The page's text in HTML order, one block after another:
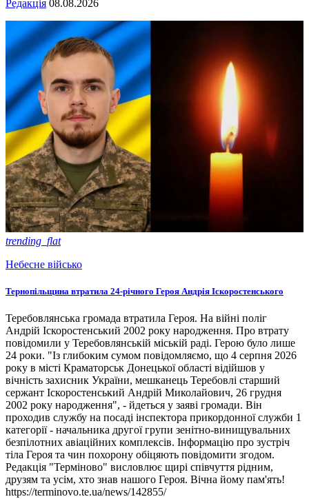
Редакція 08.08.2026
trending_flat
Небесне військо
Тернопільщина втратила 24-річного Героя Андрія Іскоростенського
Теребовлянська громада втратила Героя. На війні поліг
Андрій Іскоростенський 2002 року народження. Про втрату
повідомили у Теребовлянській міській раді. Герою було лише
24 роки. "Із глибоким сумом повідомляємо, що 4 серпня 2026
року в місті Краматорськ Донецької області відійшов у
вічність захисник України, мешканець Теребовлі старший
сержант Іскоростенський Андрій Миколайович, 26 грудня
2002 року народження", - йдеться у заяві громади. Він
проходив службу на посаді інспектора прикордонної служби 1
категорії - начальника другої групи зенітно-винищувальних
безпілотних авіаційних комплексів. Інформацію про зустріч
тіла Героя та чин похорону обіцяють повідомити згодом.
Редакція "Терміново" висловлює щирі співчуття рідним,
друзям та усім, хто знав нашого Героя. Вічна йому пам'ять!
https://terminovo.te.ua/news/142855/